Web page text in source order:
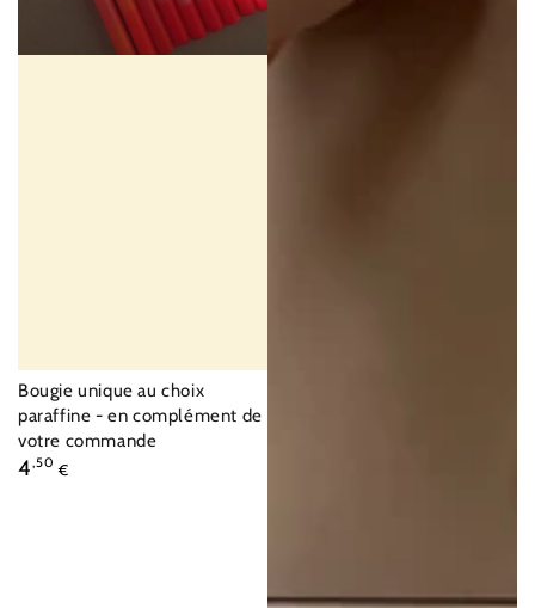
Fournisseur:
Bougie unique au choix
paraffine - en complément de
votre commande
Prix
4,50 €